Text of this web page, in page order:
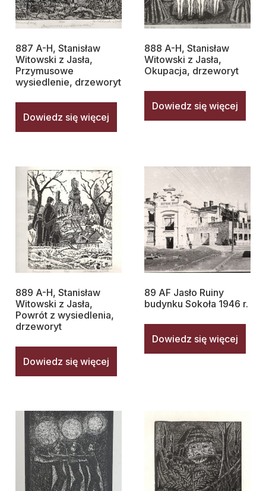
887 A-H, Stanisław
Witowski z Jasła,
Przymusowe
wysiedlenie, drzeworyt
Dowiedz się więcej
888 A-H, Stanisław
Witowski z Jasła,
Okupacja, drzeworyt
Dowiedz się więcej
889 A-H, Stanisław
Witowski z Jasła,
Powrót z wysiedlenia,
drzeworyt
Dowiedz się więcej
89 AF Jasło Ruiny
budynku Sokoła 1946 r.
Dowiedz się więcej